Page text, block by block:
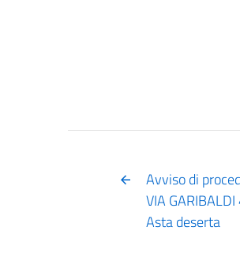
Avviso di
VIA
Asta deserta